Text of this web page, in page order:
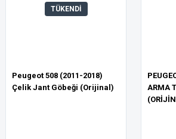
TÜKENDİ
Peugeot 508 (2011-2018)
Çelik Jant Göbeği (Orijinal)
ARMA